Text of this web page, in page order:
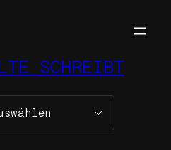
SCHREIBT